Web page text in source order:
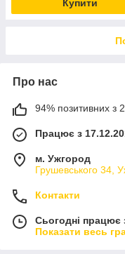
Купити
Про нас
94% позитивних з
Працює з
м. Ужгород
Грушевського 34,
Контакти
Сьогодні працює
Показати весь